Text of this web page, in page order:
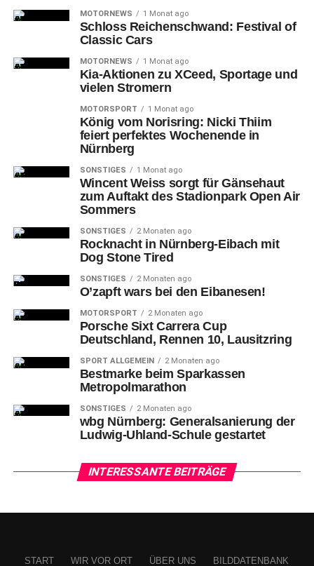
diesem Zeitpunkt waren acht Minuten gespielt und die
2453 Fans in der Kia Metropol Arena sehr angetan von
der Leistung der Falken. Trier zeigte sich davon jedoch
unbeeindruckt und konnte noch im ersten Viertel auf drei
Punkte verkürzen (18:15).
10-Bastian Doreth (N) gegen 44-Marko Bacak
Falken-Comeback nicht von
Erfolg gekrönt
Marko Bacakeröffnete das zweite Viertel mit einem
MOTORNEWS 1 Monat ago
Schloss Reichenschwand: Festival of
Classic Cars
MOTORNEWS 1 Monat ago
Kia-Aktionen zu XCeed, Sportage und
vielen Stromern
MOTORSPORT 1 Monat ago
König vom Norisring: Nicki Thiim
feiert perfektes Wochenende in
Nürnberg
SONSTIGES 1 Monat ago
Wincent Weiss sorgt für Gänsehaut
zum Auftakt des Stadionpark Open Air
Sommers
SONSTIGES 2 Monaten ago
Rocknacht in Nürnberg-Eibach mit
Dog Stone Tired
SONSTIGES 2 Monaten ago
O’zapft wars bei den Eibanesen!
MOTORSPORT 2 Monaten ago
Porsche Sixt Carrera Cup
Deutschland, Rennen 10, Lausitzring
SPORT ALLGEMEIN 2 Monaten ago
Bestmarke beim Sparkassen
Metropolmarathon
SONSTIGES 2 Monaten ago
wbg Nürnberg: Generalsanierung der
Ludwig-Uhland-Schule gestartet
INTERESSANTE BEITRÄGE
START WIR VOR ORT ÜBER UNS BILDDATENBANK